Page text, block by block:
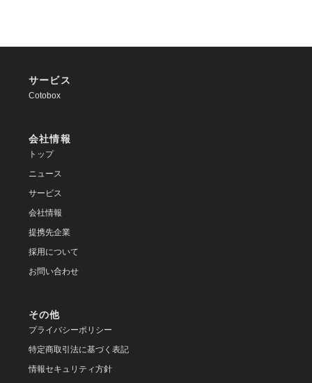
サービス
Cotobox
会社情報
トップ
ニュース
サービス
会社情報
提携先企業
採用について
お問い合わせ
その他
プライバシーポリシー
特定商取引法に基づく表記
情報セキュリティ方針